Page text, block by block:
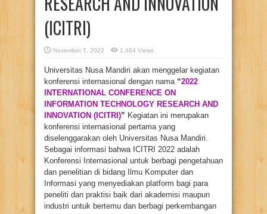
(ICITRI)
November 7, 2022 1,464 Views
Universitas Nusa Mandiri akan menggelar kegiatan
konferensi internasional dengan nama “2022
INTERNATIONAL CONFERENCE ON
INFORMATION TECHNOLOGY RESEARCH AND
INNOVATION (ICITRI)” Kegiatan ini merupakan
konferensi internasional pertama yang
diselenggarakan oleh Universitas Nusa Mandiri.
Sebagai informasi bahwa ICITRI 2022 adalah
Konferensi Internasional untuk berbagi pengetahuan
dan penelitian di bidang Ilmu Komputer dan
Informasi yang menyediakan platform bagi para
peneliti dan praktisi baik dari akademisi maupun
industri untuk bertemu dan berbagi perkembangan